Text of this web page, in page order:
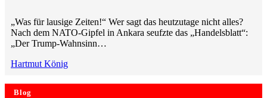
„Was für lausige Zeiten!“ Wer sagt das heutzutage nicht alles?
Nach dem NATO-Gipfel in Ankara seufzte das „Handelsblatt“:
„Der Trump-Wahnsinn…
Hartmut König
Blog